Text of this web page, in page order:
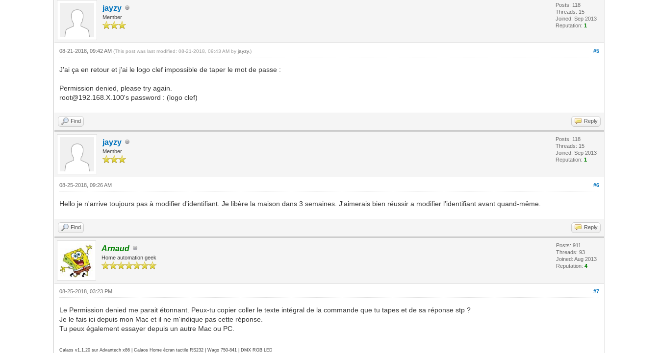
jayzy
Member
Posts: 118
Threads: 15
Joined: Sep 2013
Reputation:1
#5
08-21-2018, 09:42 AM(This post was last modified: 08-21-2018, 09:43 AM byjayzy.)
J'ai ça en retour et j'ai le logo clef impossible de taper le mot de passe :
Permission denied, please try again.
root@192.168.X.100's password : (logo clef)
Find Reply
jayzy
Member
Posts: 118
Threads: 15
Joined: Sep 2013
Reputation:1
#6
08-25-2018, 09:26 AM
Hello je n'arrive toujours pas à modifier d'identifiant. Je libère la maison dans 3 semaines. J'aimerais bien réussir a modifier l'identifiant avant quand-même.
Find Reply
Arnaud
Home automation geek
Posts: 911
Threads: 93
Joined: Aug 2013
Reputation:4
#7
08-25-2018, 03:23 PM
Le Permission denied me parait étonnant. Peux-tu copier coller le texte intégral de la commande que tu tapes et de sa réponse stp ?
Je le fais ici depuis mon Mac et il ne m'indique pas cette réponse.
Tu peux également essayer depuis un autre Mac ou PC.
Calaos v1.1.20 sur Advantech x86 | Calaos Home écran tactile RS232 | Wago 750-841 | DMX RGB LED